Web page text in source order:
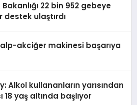
Bakanlığı 22 bin 952 gebeye
destek ulaştırdı
akciğer makinesi başarıya
Alkol kullananların yarısından
18 yaş altında başlıyor